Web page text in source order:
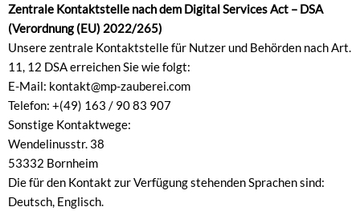
Zentrale Kontaktstelle nach dem Digital Services Act – DSA
(Verordnung (EU) 2022/265)
Unsere zentrale Kontaktstelle für Nutzer und Behörden nach Art.
11, 12 DSA erreichen Sie wie folgt:
E-Mail: kontakt@mp-zauberei.com
Telefon: +(49) 163 / 90 83 907
Sonstige Kontaktwege:
Wendelinusstr. 38
53332 Bornheim
Die für den Kontakt zur Verfügung stehenden Sprachen sind:
Deutsch, Englisch.